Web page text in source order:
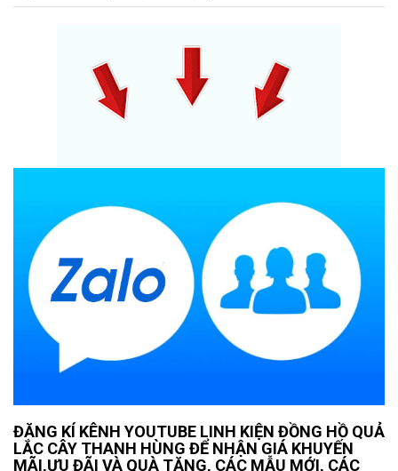
ĐĂNG KÍ KÊNH YOUTUBE LINH KIỆN ĐỒNG HỒ QUẢ
LẮC CÂY THANH HÙNG ĐỂ NHẬN GIÁ KHUYẾN
MÃI,ƯU ĐÃI VÀ QUÀ TẶNG, CÁC MẪU MỚI, CÁC